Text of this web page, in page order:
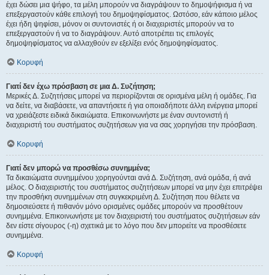
έχει δώσει μια ψήφο, τα μέλη μπορούν να διαγράψουν το δημοψήφισμα ή να
επεξεργαστούν κάθε επιλογή του δημοψηφίσματος. Ωστόσο, εάν κάποιο μέλος
έχει ήδη ψηφίσει, μόνον οι συντονιστές ή οι διαχειριστές μπορούν να το
επεξεργαστούν ή να το διαγράψουν. Αυτό αποτρέπει τις επιλογές
δημοψηφίσματος να αλλαχθούν εν εξελίξει ενός δημοψηφίσματος.
Κορυφή
Γιατί δεν έχω πρόσβαση σε μια Δ. Συζήτηση;
Μερικές Δ. Συζητήσεις μπορεί να περιορίζονται σε ορισμένα μέλη ή ομάδες. Για
να δείτε, να διαβάσετε, να απαντήσετε ή για οποιαδήποτε άλλη ενέργεια μπορεί
να χρειάζεστε ειδικά δικαιώματα. Επικοινωνήστε με έναν συντονιστή ή
διαχειριστή του συστήματος συζητήσεων για να σας χορηγήσει την πρόσβαση.
Κορυφή
Γιατί δεν μπορώ να προσθέσω συνημμένα;
Τα δικαιώματα συνημμένου χορηγούνται ανά Δ. Συζήτηση, ανά ομάδα, ή ανά
μέλος. Ο διαχειριστής του συστήματος συζητήσεων μπορεί να μην έχει επιτρέψει
την προσθήκη συνημμένων στη συγκεκριμένη Δ. Συζήτηση που θέλετε να
δημοσιεύσετε ή πιθανόν μόνο ορισμένες ομάδες μπορούν να προσθέτουν
συνημμένα. Επικοινωνήστε με τον διαχειριστή του συστήματος συζητήσεων εάν
δεν είστε σίγουρος (-η) σχετικά με το λόγο που δεν μπορείτε να προσθέσετε
συνημμένα.
Κορυφή